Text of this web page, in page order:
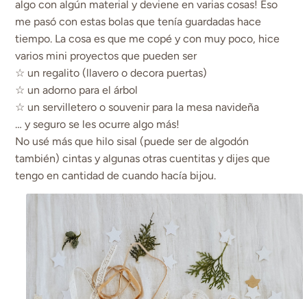
algo con algún material y deviene en varias cosas! Eso
me pasó con estas bolas que tenía guardadas hace
tiempo. La cosa es que me copé y con muy poco, hice
varios mini proyectos que pueden ser
☆ un regalito (llavero o decora puertas)
☆ un adorno para el árbol
☆ un servilletero o souvenir para la mesa navideña
… y seguro se les ocurre algo más!
No usé más que hilo sisal (puede ser de algodón
también) cintas y algunas otras cuentitas y dijes que
tengo en cantidad de cuando hacía bijou.